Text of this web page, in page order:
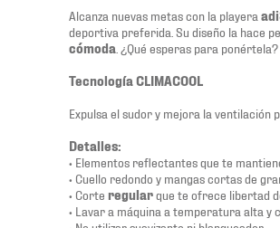
Alcanza nuevas metas con la playera
deportiva preferida. Su diseño la hace
cómoda . ¿Qué esperas para ponértela?
Tecnología CLIMACOOL
Expulsa el sudor y mejora la ventilación
Detalles:
• Elementos reflectantes que te
• Cuello redondo y mangas cortas de
• Corte regularque te ofrece libertad
• Lavar a máquina a temperatura alta y